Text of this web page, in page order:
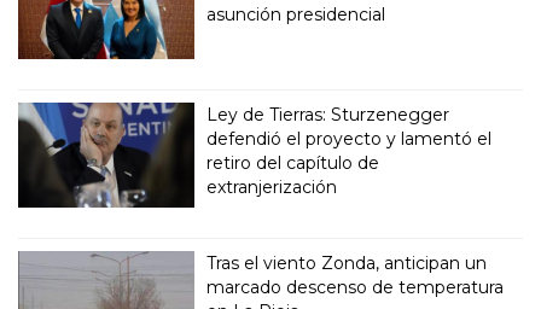
asunción presidencial
Ley de Tierras: Sturzenegger
defendió el proyecto y lamentó el
retiro del capítulo de
extranjerización
Tras el viento Zonda, anticipan un
marcado descenso de temperatura